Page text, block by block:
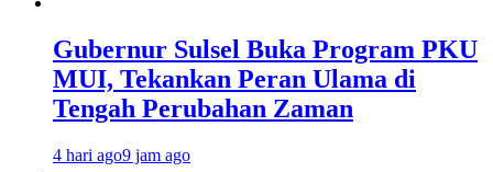
Gubernur Sulsel Buka Program PKU
MUI, Tekankan Peran Ulama di
Tengah Perubahan Zaman
4 hari ago9 jam ago